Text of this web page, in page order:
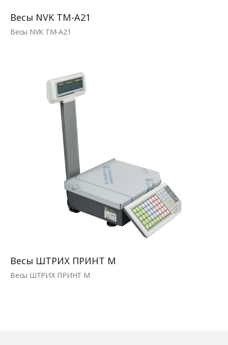
Весы NVK TM-A21
Весы NVK TM-A21
Весы ШТРИХ ПРИНТ М
Весы ШТРИХ ПРИНТ М